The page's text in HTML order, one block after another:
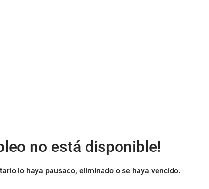
no está disponible!
lo haya pausado, eliminado o se haya vencido.